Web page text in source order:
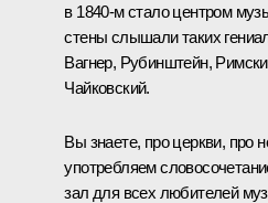
в 1840‑м стало центром
стены слышали таких
Вагнер, Рубинштейн,
Чайковский.
Вы знаете, про церкви, про
употребляем
зал для всех любителей